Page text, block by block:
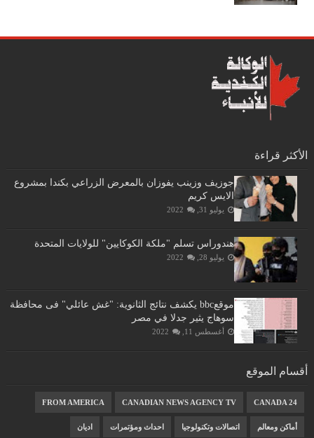
الأكثر قراءة
جوزيف وزينب يفوزان بالمعرض الزراعي بكندا بمشروع
الايس كريم
يوليو 31, 2022
هندوراس تسلم "ملكة الكوكايين" للولايات المتحدة
يوليو 28, 2022
موقعbbc يكشف نتائج الثانوية: "غش عائلي" فى محافظة
سوهاج يثير جدلا في مصر
أغسطس 11, 2022
أقسام الموقع
CANADA 24
CANADIAN NEWS AGENCY TV
FROM AMERICA
أماكن ومعالم اتصالات وتكنولوجيا احداث ومؤتمرات اديان